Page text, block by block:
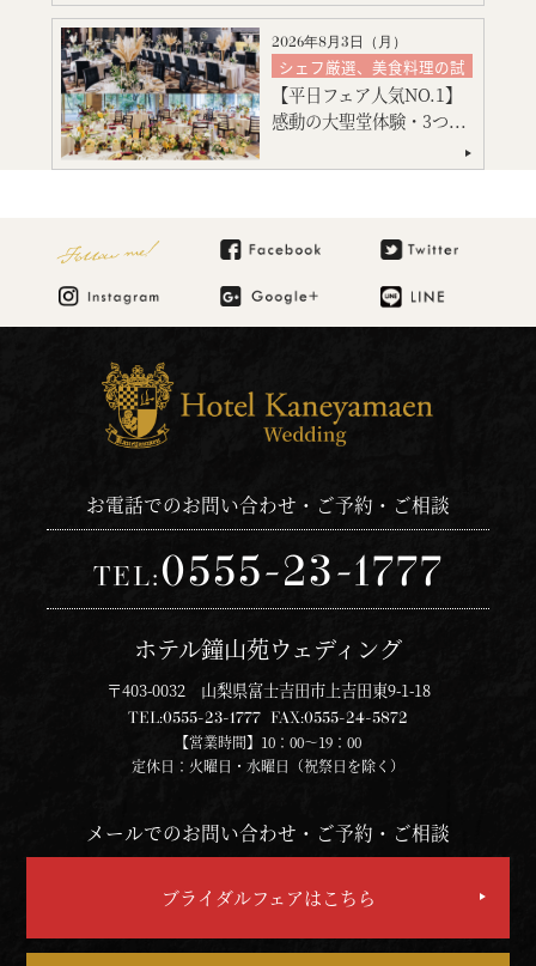
2026年8月3日（ 月 ）
シェフ厳選、美食料理の試
食
絶品スイーツ試食
特別限定プレゼント付
【平日フェア人気NO.1】
感動の大聖堂体験・3つ...
Follow me!
お電話でのお問い合わせ・ご予約・ご相談
TEL:0555-23-1777
ホテル鐘山苑ウェディング
〒403-0032 山梨県富士吉田市上吉田東9-1-18
TEL:0555-23-1777 FAX:0555-24-5872
【営業時間】10：00～19：00
定休日：火曜日・水曜日（祝祭日を除く）
メールでのお問い合わせ・ご予約・ご相談
ブライダルフェアはこちら